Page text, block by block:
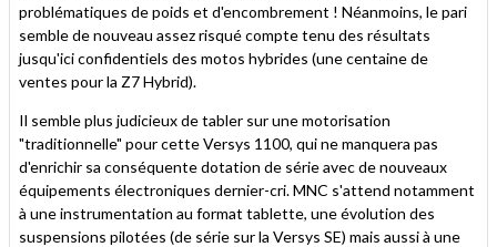
problématiques de poids et d'encombrement ! Néanmoins, le pari
semble de nouveau assez risqué compte tenu des résultats
jusqu'ici confidentiels des motos hybrides (une centaine de
ventes pour la Z7 Hybrid).
Il semble plus judicieux de tabler sur une motorisation
"traditionnelle" pour cette Versys 1100, qui ne manquera pas
d'enrichir sa conséquente dotation de série avec de nouveaux
équipements électroniques dernier-cri. MNC s'attend notamment
à une instrumentation au format tablette, une évolution des
suspensions pilotées (de série sur la Versys SE) mais aussi à une